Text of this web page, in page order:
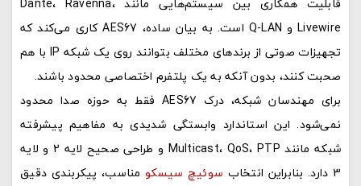
Livewire و Q-LAN است. به بیان ساده، AES67 کاری می‌کند که
تجهیزات صوتی از برندهای مختلف بتوانند روی یک شبکه IP با هم
صحبت کنند، بدون آنکه به یک پلتفرم اختصاصی محدود باشند.
برای مهندسان شبکه، درک AES67 فقط به حوزه صدا محدود
نمی‌شود. این استاندارد وابستگی شدیدی به مفاهیم پیشرفته
شبکه مانند Multicast، QoS، PTP و طراحی صحیح لایه 2 و لایه
3 دارد. بنابراین انتخاب
سوئیچ سیسکو مناسب، پیکربندی دقیق